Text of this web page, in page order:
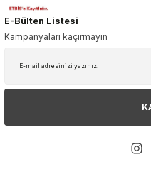
E-Bülten Listesi
Kampanyaları kaçırmayın